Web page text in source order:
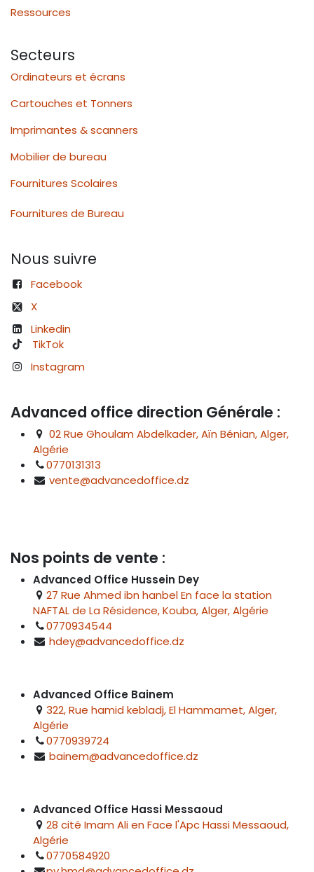
Ressources
Secteurs
Ordinateurs et écrans
Cartouches et Tonners
Imprimantes & scanners
Mobilier de bureau
Fournitures Scolaires
Fournitures de Bureau
Nous suivre
Facebook
X
Linkedin
TikTok
Instagram
Advanced office direction Générale :
02 Rue Ghoulam Abdelkader, Aïn Bénian, Alger,
Algérie
0770131313
vente@advancedoffice.dz
Nos points de vente :
Advanced Office Hussein Dey
27 Rue Ahmed ibn hanbel En face la station
NAFTAL de La Résidence, Kouba, Alger, Algérie
0770934544
hdey@advancedoffice.dz
Advanced Office Bainem
322, Rue hamid kebladj, El Hammamet, Alger,
Algérie
0770939724
bainem@advancedoffice.dz
Advanced Office Hassi Messaoud
28 cité Imam Ali en Face l'Apc Hassi Messaoud,
Algérie
0770584920